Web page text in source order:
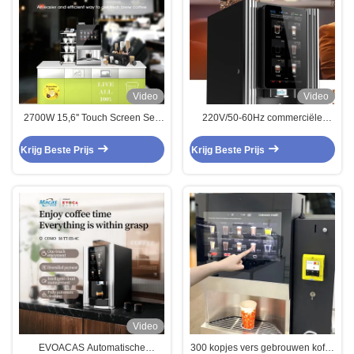
Video
2700W 15,6'' Touch Screen Self
bedrijven
Krijg Beste Prijs
Video
220V/50-60Hz commerciële
Krijg Beste Prijs
Video
EVOACAS Automatische
300 kopjes vers gebrouwen koffie